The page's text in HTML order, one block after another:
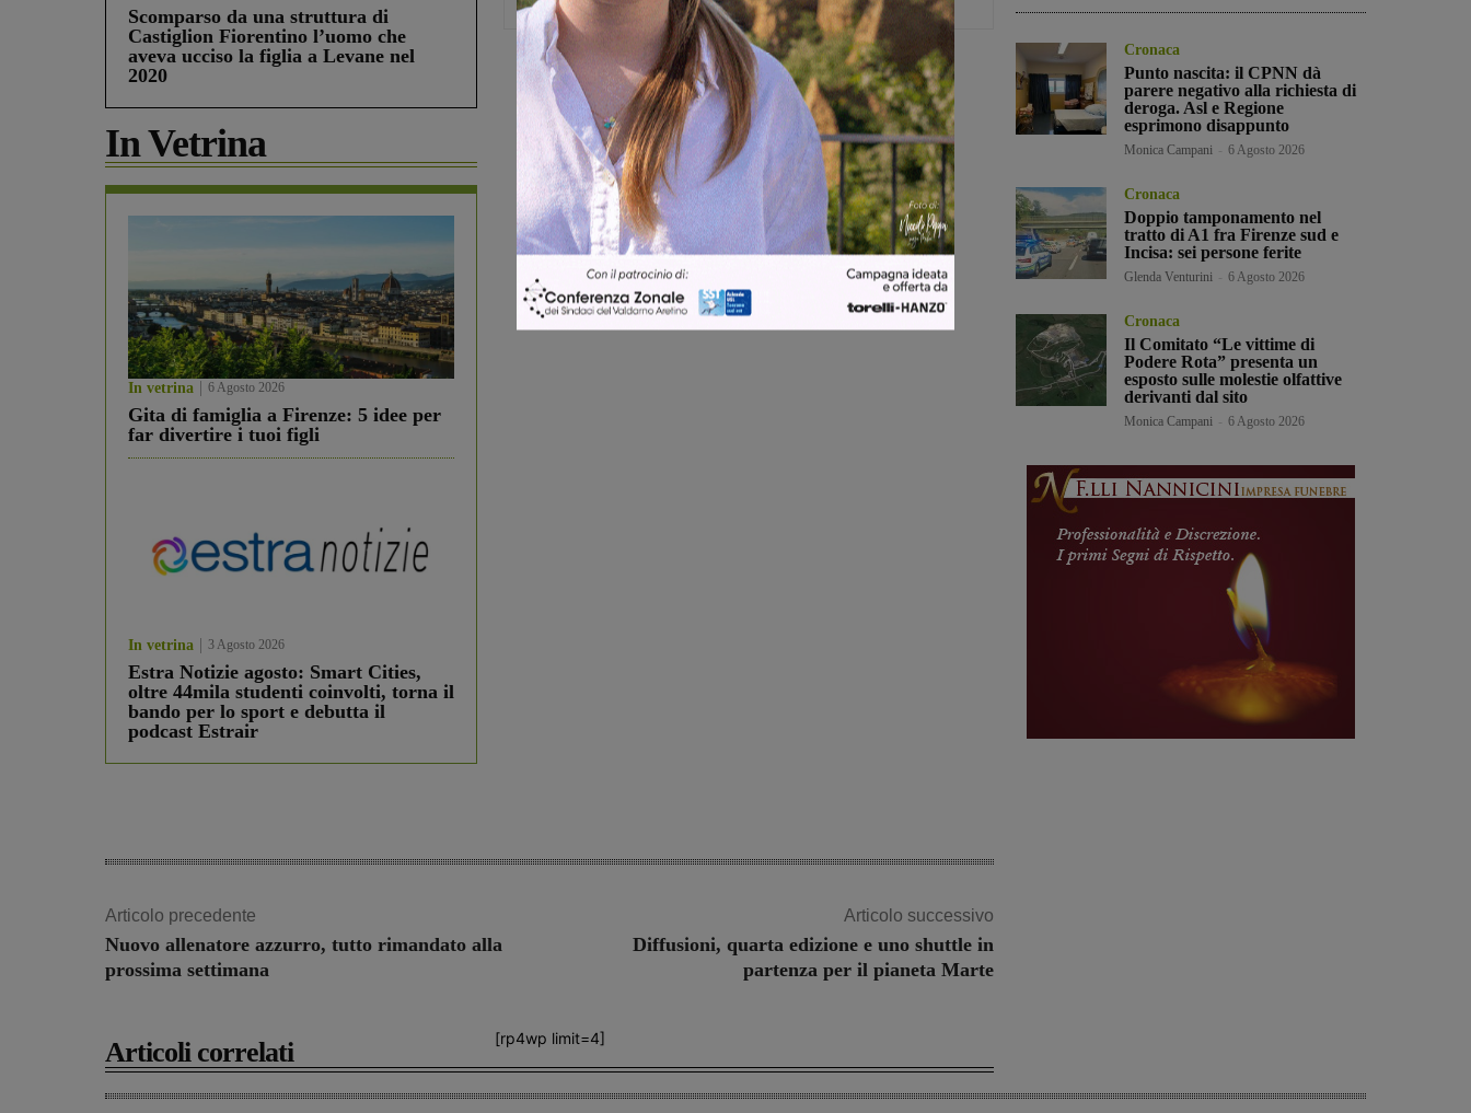
Scomparso da una struttura di
Castiglion Fiorentino l’uomo che
aveva ucciso la figlia a Levane nel
2020
In Vetrina
In vetrina 6 Agosto 2026
Gita di famiglia a Firenze: 5 idee per
far divertire i tuoi figli
In vetrina 3 Agosto 2026
Estra Notizie agosto: Smart Cities,
oltre 44mila studenti coinvolti, torna il
bando per lo sport e debutta il
podcast Estrair
Share
Articolo precedente
Nuovo allenatore azzurro, tutto rimandato alla
prossima settimana
Articolo successivo
Diffusioni, quarta edizione e uno shuttle in
partenza per il pianeta Marte
[rp4wp limit=4]
Articoli correlati
Cronaca
Punto nascita: il CPNN dà
parere negativo alla richiesta di
deroga. Asl e Regione
esprimono disappunto
Monica Campani 6 Agosto 2026
Cronaca
Doppio tamponamento nel
tratto di A1 fra Firenze sud e
Incisa: sei persone ferite
Glenda Venturini 6 Agosto 2026
Cronaca
Il Comitato “Le vittime di
Podere Rota” presenta un
esposto sulle molestie olfattive
derivanti dal sito
Monica Campani 6 Agosto 2026